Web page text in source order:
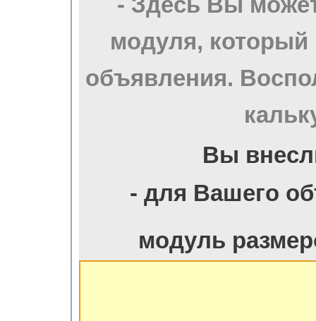
модуля, который
объявления.
Вы
- для Вашего
модуль